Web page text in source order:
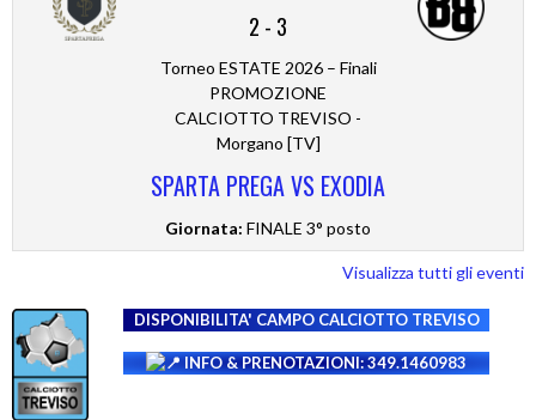
2 - 3
Torneo ESTATE 2026 – Finali
PROMOZIONE
CALCIOTTO TREVISO -
Morgano [TV]
SPARTA PREGA VS EXODIA
Giornata: FINALE 3° posto
Visualizza tutti gli eventi
DISPONIBILITA' CAMPO CALCIOTTO TREVISO
INFO & PRENOTAZIONI: 349.1460983